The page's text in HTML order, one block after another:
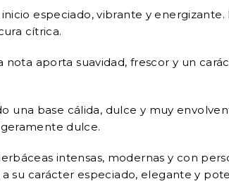
especiado, vibrante y
cítrica.
aporta suavidad, frescor y un
base cálida, dulce y muy
dulce.
intensas, modernas y con
su carácter especiado, elegante y